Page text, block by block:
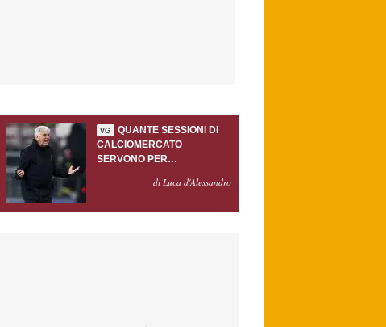
VG
QUANTE SESSIONI DI
CALCIOMERCATO
SERVONO PER
GASPERINI?di Luca d'Alessandro